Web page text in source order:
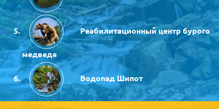
Реабилитационный центр бурого
медведя
Водопад Шипот